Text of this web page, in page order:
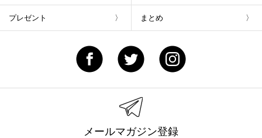
プレゼント まとめ
メールマガジン登録